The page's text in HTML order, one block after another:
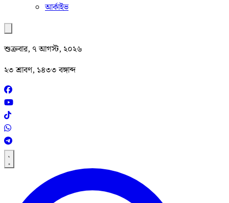
আর্কাইভ
শুক্রবার, ৭ আগস্ট, ২০২৬
২৩ শ্রাবণ, ১৪৩৩ বঙ্গাব্দ